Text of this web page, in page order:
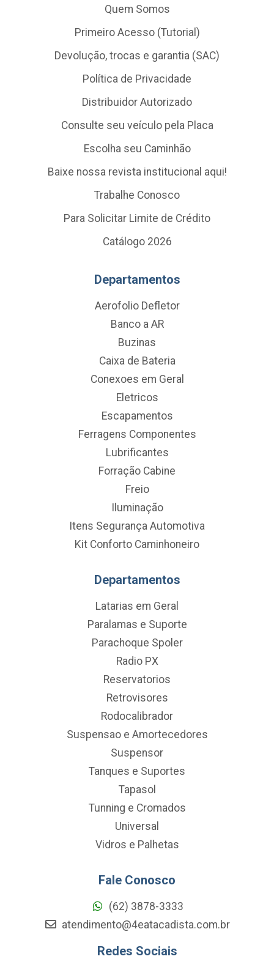
Quem Somos
Primeiro Acesso (Tutorial)
Devolução, trocas e garantia (SAC)
Política de Privacidade
Distribuidor Autorizado
Consulte seu veículo pela Placa
Escolha seu Caminhão
Baixe nossa revista institucional aqui!
Trabalhe Conosco
Para Solicitar Limite de Crédito
Catálogo 2026
Departamentos
Aerofolio Defletor
Banco a AR
Buzinas
Caixa de Bateria
Conexoes em Geral
Eletricos
Escapamentos
Ferragens Componentes
Lubrificantes
Forração Cabine
Freio
Iluminação
Itens Segurança Automotiva
Kit Conforto Caminhoneiro
Departamentos
Latarias em Geral
Paralamas e Suporte
Parachoque Spoler
Radio PX
Reservatorios
Retrovisores
Rodocalibrador
Suspensao e Amortecedores
Suspensor
Tanques e Suportes
Tapasol
Tunning e Cromados
Universal
Vidros e Palhetas
Fale Conosco
(62) 3878-3333
atendimento@4eatacadista.com.br
Redes Sociais